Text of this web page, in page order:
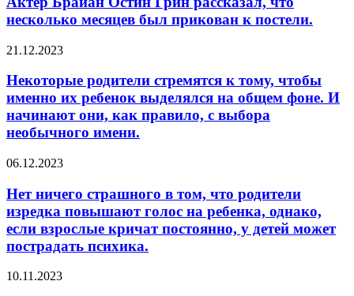
того как
будет
нужно
обрезать
все
листья,
оставив
черешок
длиной
сантиметр.
Грин
рассказал,
несколько
был
прикован
к
постели.
несколько месяцев был прикован к постели.
Некоторые
стремятся
тому,
чтобы
именно
ребенок
на
фоне.
И
начинают
как
21.12.2023
Некоторые родители стремятся к тому, чтобы
именно их ребенок выделялся на общем фоне. И
начинают они, как правило, с выбора
необычного имени.
Нет
страшного
в
том,
что
родители
повышают
06.12.2023
Нет ничего страшного в том, что родители
изредка повышают голос на ребенка, однако,
если взрослые кричат постоянно, у детей может
пострадать психика.
Остановить
10.11.2023